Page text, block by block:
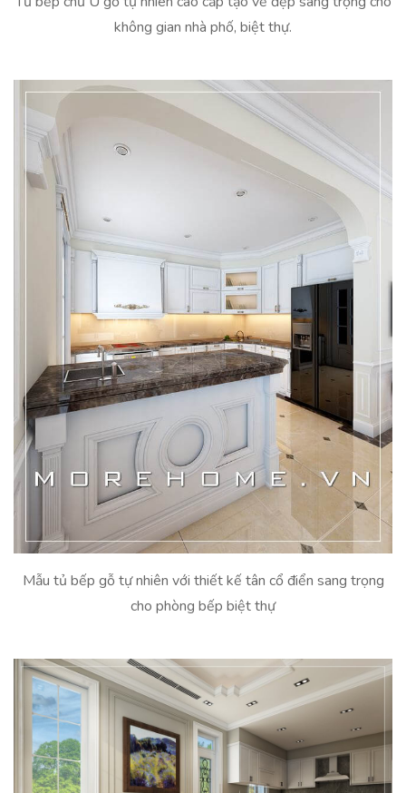
không gian nhà phố, biệt thự.
Mẫu tủ bếp gỗ tự nhiên với thiết kế tân cổ điển sang trọng
cho phòng bếp biệt thự